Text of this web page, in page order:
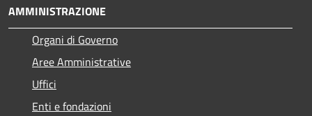
AMMINISTRAZIONE
Organi di Governo
Aree Amministrative
Uffici
Enti e fondazioni